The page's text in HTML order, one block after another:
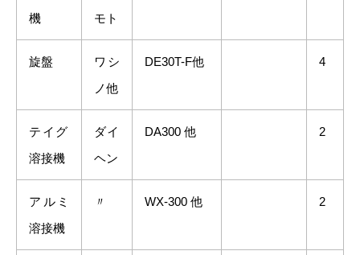
機
モト
旋盤
ワシ
ノ他
DE30T-F他 4
テイグ
溶接機
ダイ
ヘン
DA300 他 2
アルミ
溶接機
〃 WX-300 他 2